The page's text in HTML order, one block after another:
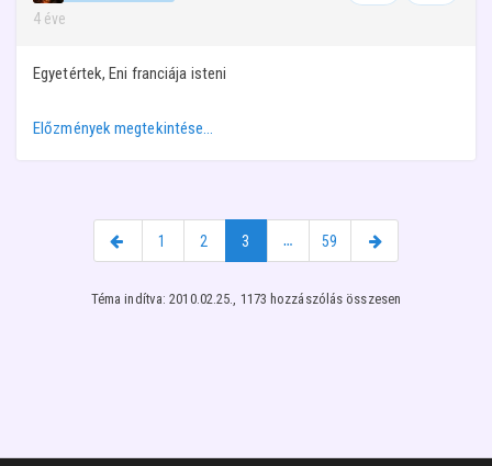
4 éve
Egyetértek, Eni franciája isteni
Előzmények megtekintése…
1 2 3 … 59
Téma indítva: 2010.02.25., 1173 hozzászólás összesen